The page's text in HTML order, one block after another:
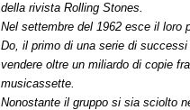
della rivista Rolling Stones.
Nel settembre del 1962 esce il loro
Do, il primo di una serie di
vendere oltre un miliardo di copie
musicassette.
Nonostante il gruppo si sia sciolto